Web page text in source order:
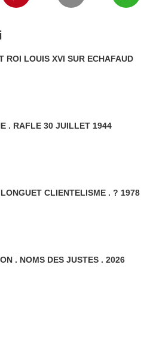
POETE ANDRE CHENIER ET ROI LOUIS XVI SUR ECHAFAUD
CLERMONT- EN - ARGONNE . RAFLE 30 JUILLET 1944
MEUSE . PREFECTURE. G. LONGUET CLIENTELISME . ? 1978
ALFRED DREYFUS . MACRON . NOMS DES JUSTES . 2026